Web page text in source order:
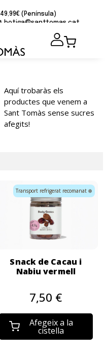
(Península)
botiga@santtomas.cat
Aquí trobaràs els
productes que venem a
Sant Tomàs sense sucres
afegits!
Transport refrigerat recomanat ❄️
Snack de Cacau i
Nabiu vermell
7,50 €
Afegeix a la
cistella